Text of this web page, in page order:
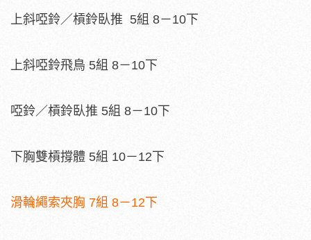
上斜啞鈴／槓鈴臥推 5組 8－10下
上斜啞鈴飛鳥 5組 8－10下
啞鈴／槓鈴臥推 5組 8－10下
下胸雙槓撐體 5組 10－12下
滑輪繩索夾胸 7組 8－12下